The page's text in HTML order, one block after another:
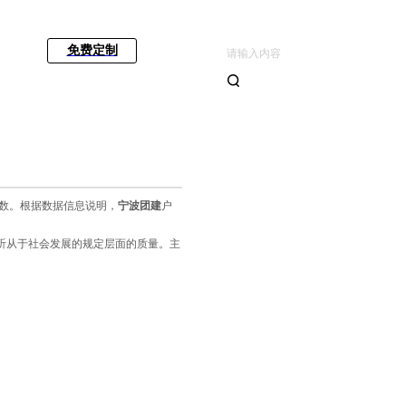
免费定制
根据数据信息说明， 宁波团建户
于社会发展的规定层面的质量。主